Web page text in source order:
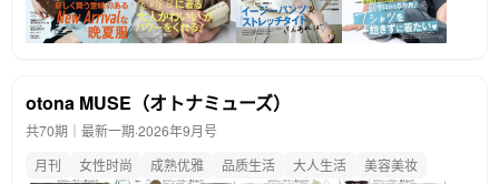
otona MUSE（オトナミューズ）
共70期｜最新一期·2026年9月号
月刊
女性时尚 成熟优雅 品质生活 大人生活 美容美妆